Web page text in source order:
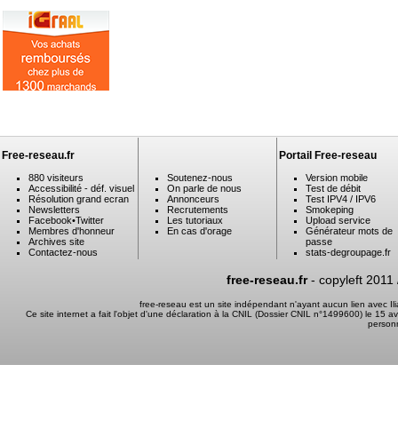
Free-reseau.fr
880 visiteurs
Accessibilité - déf. visuel
Résolution grand ecran
Newsletters
Facebook•Twitter
Membres d'honneur
Archives site
Contactez-nous
Soutenez-nous
On parle de nous
Annonceurs
Recrutements
Les tutoriaux
En cas d'orage
Portail Free-reseau
Version mobile
Test de débit
Test IPV4 / IPV6
Smokeping
Upload service
Générateur mots de
passe
stats-degroupage.fr
free-reseau.fr- copyleft 2011
free-reseau est un site indépendant n'ayant aucun lien avec
Ce site internet a fait l'objet d'une déclaration à la CNIL (Dossier CNIL n°1499600) le 15